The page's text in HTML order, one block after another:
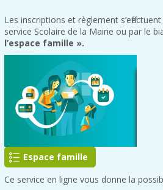
Les inscriptions et règlement
service Scolaire de la Mairie ou par le
l’espace famille ».
Espace famille
Ce service en ligne vous donne la